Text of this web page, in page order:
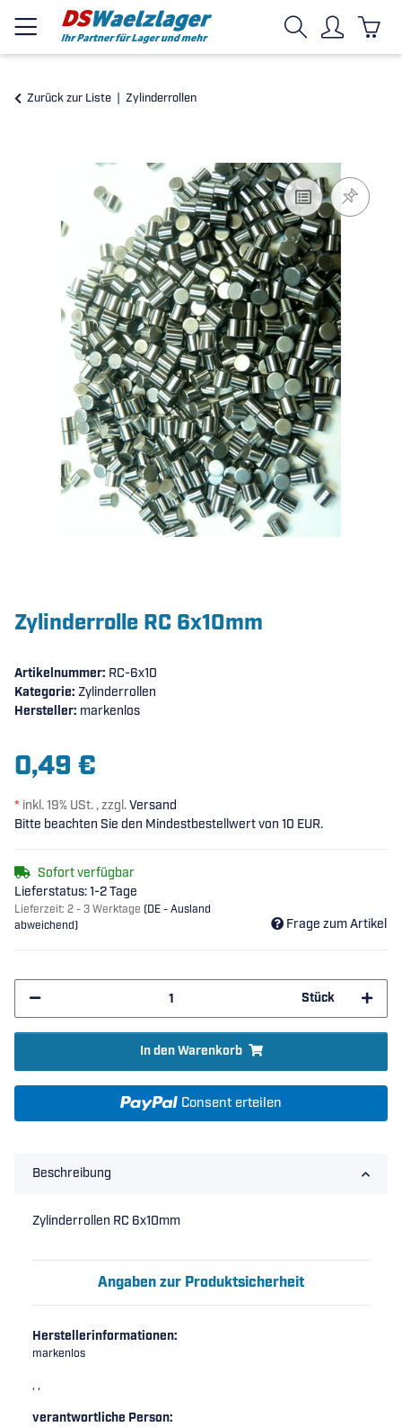
Zurück zur Liste Zylinderrollen
Zylinderrolle RC 6x10mm
Artikelnummer: RC-6x10
Kategorie: Zylinderrollen
Hersteller: markenlos
0,49 €
* inkl. 19% USt. , zzgl.Versand
Bitte beachten Sie den Mindestbestellwert von 10 EUR.
Sofort verfügbar
Lieferstatus: 1-2 Tage
Lieferzeit: 2 - 3 Werktage (DE - Ausland
abweichend)
Frage zum Artikel
Stück
In den Warenkorb
Consent erteilen
Beschreibung
Zylinderrollen RC 6x10mm
Angaben zur Produktsicherheit
Herstellerinformationen:
markenlos
, ,
verantwortliche Person: